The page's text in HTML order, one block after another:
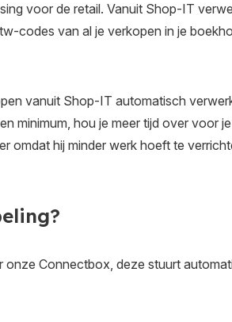
voor de retail. Vanuit Shop-IT
codes van al je verkopen in je
vanuit Shop-IT automatisch
minimum, hou je meer tijd over voor
omdat hij minder werk hoeft te
onze Connectbox, deze stuurt